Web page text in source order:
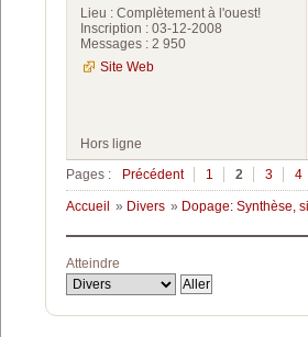
Lieu : Complètement à l'ouest!
Inscription : 03-12-2008
Messages : 2 950
Site Web
Hors ligne
Pages :
Précédent 1 2 3 4
Accueil » Divers » Dopage: Synthèse,
Atteindre